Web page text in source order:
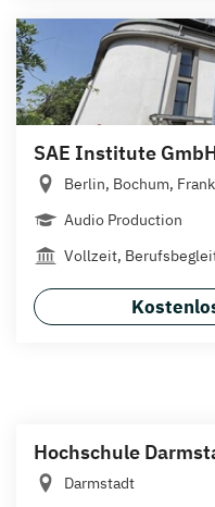
SAE Institute
Berlin, Bochum,
Audio Production
Vollzeit,
Hochschule
Darmstadt